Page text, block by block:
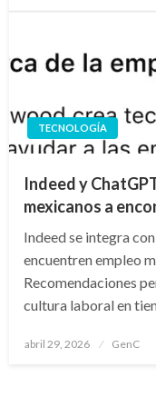
TECNOLOGÍA
Indeed y
mexicanos a
Indeed se integra
encuentren empleo
Recomendaciones
cultura laboral en
Publicado
abril 29, 2026 GenC